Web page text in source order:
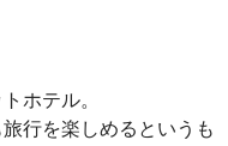
ホテル。
行を楽しめるというも